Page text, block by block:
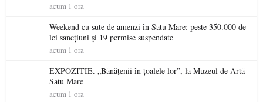
acum 1 ora
Weekend cu sute de amenzi în Satu Mare: peste 350.000 de
lei sancțiuni și 19 permise suspendate
acum 1 ora
EXPOZITIE. „Bănățenii în țoalele lor”, la Muzeul de Artă
Satu Mare
acum 1 ora